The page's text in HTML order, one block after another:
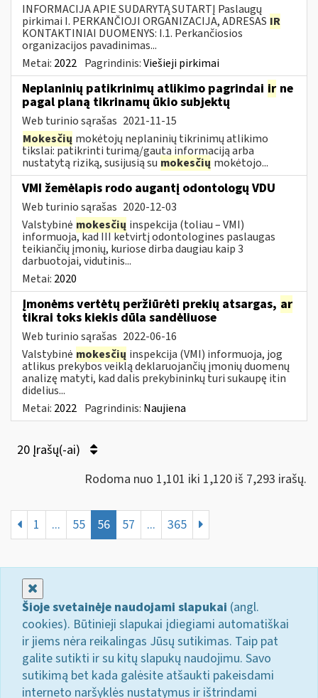
INFORMACIJA APIE SUDARYTĄ SUTARTĮ Paslaugų
pirkimai I. PERKANČIOJI ORGANIZACIJA, ADRESAS IR
KONTAKTINIAI DUOMENYS: I.1. Perkančiosios
organizacijos pavadinimas...
Metai: 2022 Pagrindinis:Viešieji pirkimai
Neplaninių patikrinimų atlikimo pagrindai ir ne
pagal planą tikrinamų ūkio subjektų
Web turinio sąrašas 2021-11-15
Mokesčių mokėtojų neplaninių tikrinimų atlikimo
tikslai: patikrinti turimą/gautą informaciją arba
nustatytą riziką, susijusią su mokesčių mokėtojo...
VMI žemėlapis rodo augantį odontologų VDU
Web turinio sąrašas 2020-12-03
Valstybinė mokesčių inspekcija (toliau – VMI)
informuoja, kad III ketvirtį odontologines paslaugas
teikiančių įmonių, kuriose dirba daugiau kaip 3
darbuotojai, vidutinis...
Metai: 2020
Įmonėms vertėtų peržiūrėti prekių atsargas, ar
tikrai toks kiekis dūla sandėliuose
Web turinio sąrašas 2022-06-16
Valstybinė mokesčių inspekcija (VMI) informuoja, jog
atlikus prekybos veiklą deklaruojančių įmonių duomenų
analizę matyti, kad dalis prekybininkų turi sukaupę itin
didelius...
Metai: 2022 Pagrindinis: Naujiena
20 Įrašų(-ai)
Rodoma nuo 1,101 iki 1,120 iš 7,293 irašų.
1 ... 55 56 57 ... 365
Šioje svetainėje naudojami slapukai (angl.
cookies). Būtinieji slapukai įdiegiami automatiškai
ir jiems nėra reikalingas Jūsų sutikimas. Taip pat
galite sutikti ir su kitų slapukų naudojimu. Savo
sutikimą bet kada galėsite atšaukti pakeisdami
interneto naršyklės nustatymus ir ištrindami